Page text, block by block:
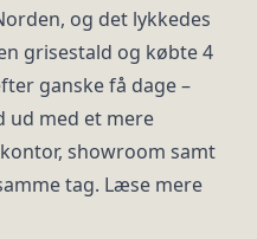
og det lykkedes
grisestald og købte 4
ganske få dage –
ud med et mere
showroom samt
tag. Læse mere